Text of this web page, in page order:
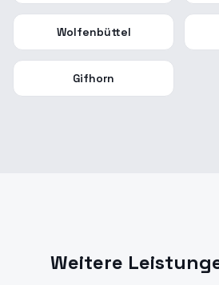
Wolfenbüttel
Gifhorn
Weitere